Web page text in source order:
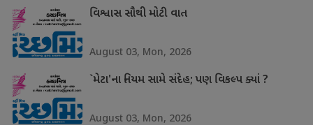
વિશ્વાસ સૌથી મોટી વાત
August 03, Mon, 2026
`મેટા'ના નિયમ સામે સંદેહ; પણ વિકલ્પ ક્યાં ?
August 03, Mon, 2026